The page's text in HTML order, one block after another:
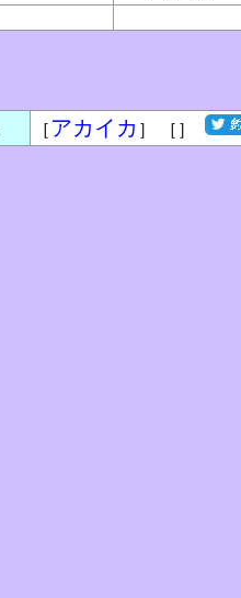
［ アカイカ ］ ［ ］